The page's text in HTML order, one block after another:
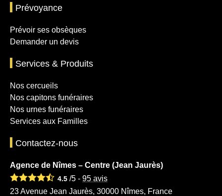
Prévoyance
Prévoir ses obsèques
Demander un devis
Services & Produits
Nos cercueils
Nos capitons funéraires
Nos urnes funéraires
Services aux Familles
Contactez-nous
Agence de Nîmes – Centre (Jean Jaurès)
4.5 /5 - 95 avis
23 Avenue Jean Jaurès, 30000 Nîmes, France